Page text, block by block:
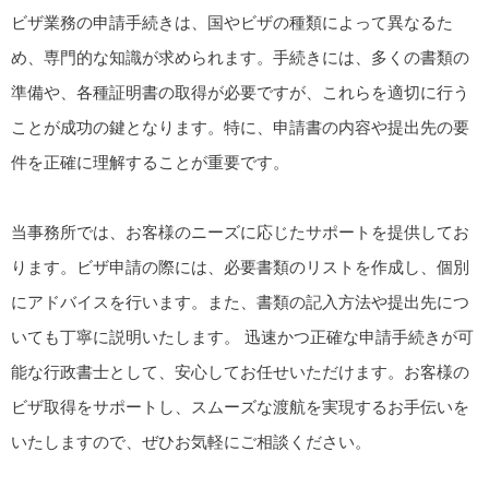
ビザ業務の申請手続きは、国やビザの種類によって異なるた
め、専門的な知識が求められます。手続きには、多くの書類の
準備や、各種証明書の取得が必要ですが、これらを適切に行う
ことが成功の鍵となります。特に、申請書の内容や提出先の要
件を正確に理解することが重要です。
当事務所では、お客様のニーズに応じたサポートを提供してお
ります。ビザ申請の際には、必要書類のリストを作成し、個別
にアドバイスを行います。また、書類の記入方法や提出先につ
いても丁寧に説明いたします。 迅速かつ正確な申請手続きが可
能な行政書士として、安心してお任せいただけます。お客様の
ビザ取得をサポートし、スムーズな渡航を実現するお手伝いを
いたしますので、ぜひお気軽にご相談ください。